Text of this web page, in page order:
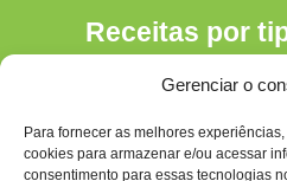
Gerenciar o
Para fornecer as melhores
cookies para armazenar e/ou acessar
consentimento para essas tecnologias
Receitas por
Gluten‑free
Hipocalórica